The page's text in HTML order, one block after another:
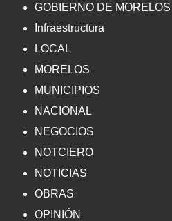
GOBIERNO DE MORELOS
Infraestructura
LOCAL
MORELOS
MUNICIPIOS
NACIONAL
NEGOCIOS
NOTCIERO
NOTICIAS
OBRAS
OPINIÓN